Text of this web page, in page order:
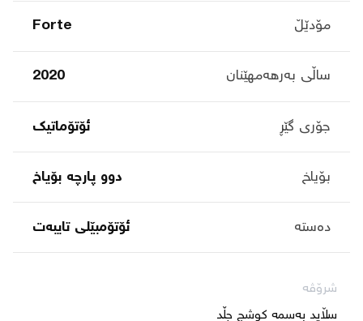
مۆدێڵ Forte
ساڵی بەرهەمهێنان 2020
جۆری گێڕ ئۆتۆماتیک
بۆیاخ دوو پارچە بۆیاخ
دەستە ئۆتۆمبێلی تایبه‌ت
شرۆڤە